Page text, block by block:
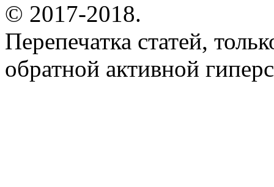
© 2017-2018.
Перепечатка статей,
обратной активной